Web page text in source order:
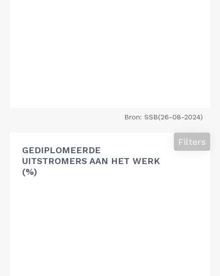
Bron: SSB(26-08-2024)
GEDIPLOMEERDE
UITSTROMERS AAN HET WERK
(%)
Filters